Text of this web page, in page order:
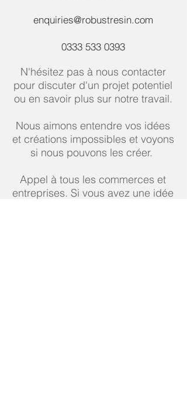
enquiries@robustresin.com
0333 533 0393
N'hésitez pas à nous contacter
pour discuter d'un projet potentiel
ou en savoir plus sur notre travail.
Nous aimons entendre vos idées
et créations impossibles et voyons
si nous pouvons les créer.
Appel à tous les commerces et
entreprises. Si vous avez une idée